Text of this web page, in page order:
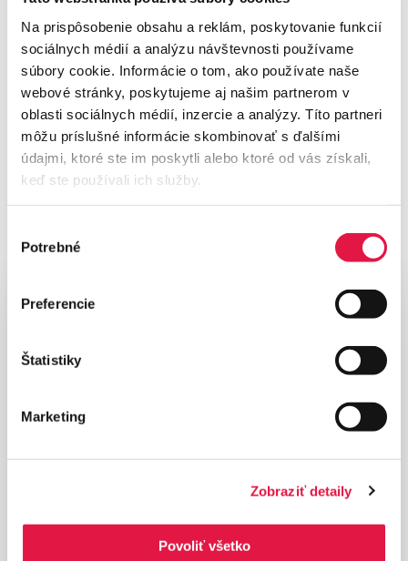
Na prispôsobenie obsahu a reklám, poskytovanie funkcií
sociálnych médií a analýzu návštevnosti používame
súbory cookie. Informácie o tom, ako používate naše
webové stránky, poskytujeme aj našim partnerom v
oblasti sociálnych médií, inzercie a analýzy. Títo partneri
môžu príslušné informácie skombinovať s ďalšími
údajmi, ktoré ste im poskytli alebo ktoré od vás získali,
keď ste používali ich služby.
súhlasu
Potrebné
Preferencie
Štatistiky
Marketing
Zobraziť detaily
Povoliť všetko
Želáte si ponuku alebo sa
potrebujete poradiť?
Obráťte sa na náš tím, ktorý zodpovie